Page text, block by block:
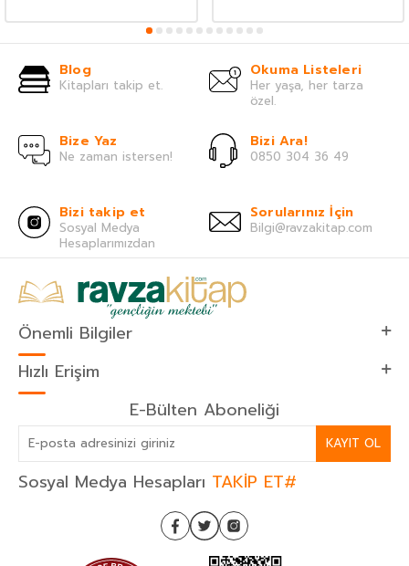
Blog
Kitapları takip et.
Okuma Listeleri
Her yaşa, her tarza
özel.
Bize Yaz
Ne zaman istersen!
Bizi Ara!
0850 304 36 49
Bizi takip et
Sosyal Medya
Hesaplarımızdan
Sorularınız İçin
Bilgi@ravzakitap.com
Önemli Bilgiler
Hızlı Erişim
E-Bülten Aboneliği
KAYIT OL
Sosyal Medya Hesapları TAKİP ET#